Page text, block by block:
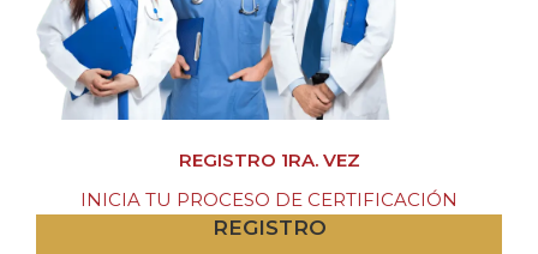
REGISTRO 1RA. VEZ
INICIA TU PROCESO DE CERTIFICACIÓN
REGISTRO